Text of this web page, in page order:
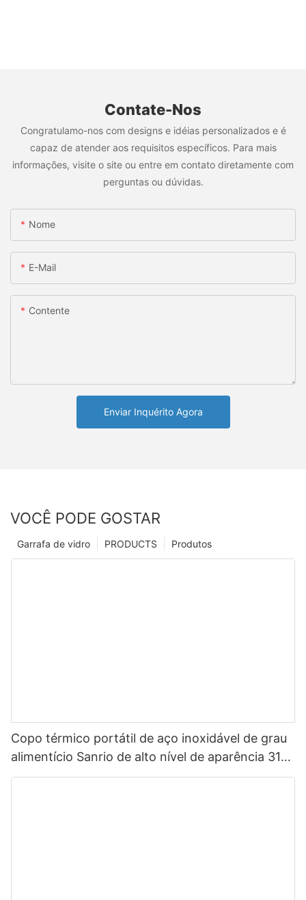
Contate-Nos
Congratulamo-nos com designs e idéias personalizados e é
capaz de atender aos requisitos específicos. Para mais
informações, visite o site ou entre em contato diretamente com
perguntas ou dúvidas.
Nome
E-Mail
Contente
Enviar Inquérito Agora
VOCÊ PODE GOSTAR
Produtos
PRODUCTS
Garrafa de vidro
Copo térmico portátil de aço inoxidável de grau
alimentício Sanrio de alto nível de aparência 316
para crianças